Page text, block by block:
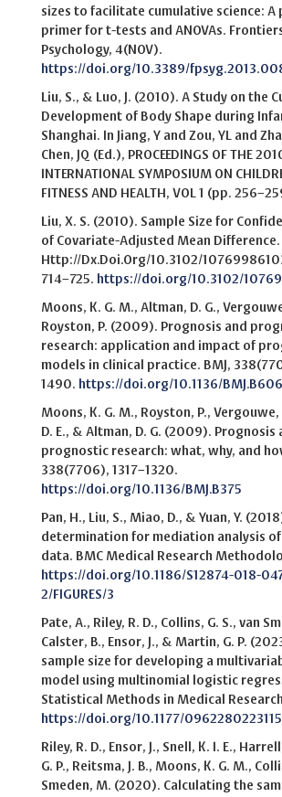
sizes to facilitate cumulative science: A
primer for t-tests and ANOVAs.
Psychology, 4(NOV).
https://doi.org/10.3389/
Liu, S., & Luo, J. (2010). A Study on the
Development of Body Shape during
Shanghai. In Jiang, Y and Zou, YL and
Chen, JQ (Ed.), PROCEEDINGS OF THE
INTERNATIONAL SYMPOSIUM ON
FITNESS AND HEALTH, VOL 1 (pp.
Liu, X. S. (2010). Sample Size for
of Covariate-Adjusted Mean Difference.
Http://Dx.Doi.Org/10.3102/
714–725. https://doi.org/10.3102/
Moons, K. G. M., Altman, D. G.,
Royston, P. (2009). Prognosis and
research: application and impact of
models in clinical practice. BMJ,
1490. https://doi.org/10.1136/BMJ.B606
Moons, K. G. M., Royston, P., Vergouwe,
D. E., & Altman, D. G. (2009). Prognosis
prognostic research: what, why, and
338(7706), 1317–1320.
https://doi.org/10.1136/BMJ.B375
Pan, H., Liu, S., Miao, D., & Yuan, Y.
determination for mediation analysis
data. BMC Medical Research
https://doi.org/10.1186/S12874-018-
2/FIGURES/3
Pate, A., Riley, R. D., Collins, G. S., van
Calster, B., Ensor, J., & Martin, G. P.
sample size for developing a
model using multinomial logistic
Statistical Methods in Medical
https://doi.org/10.1177/
Riley, R. D., Ensor, J., Snell, K. I. E.,
G. P., Reitsma, J. B., Moons, K. G. M.,
Smeden, M. (2020). Calculating the